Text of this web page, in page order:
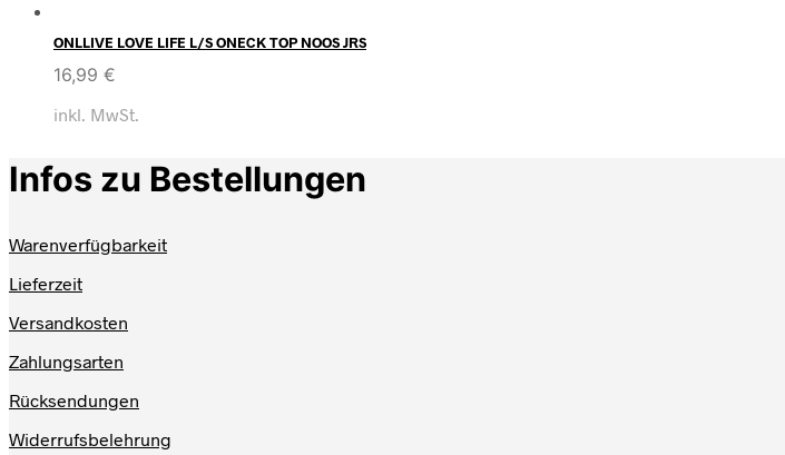
ONLLIVE LOVE LIFE L/S ONECK TOP NOOS JRS
16,99 €
inkl. MwSt.
Infos zu Bestellungen
Warenverfügbarkeit
Lieferzeit
Versandkosten
Zahlungsarten
Rücksendungen
Widerrufsbelehrung